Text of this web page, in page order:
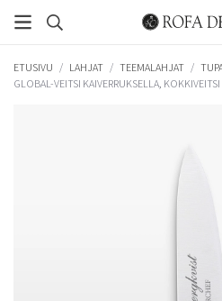
ETUSIVU / LAHJAT / TEEMALAHJAT /
GLOBAL-VEITSI KAIVERRUKSELLA,